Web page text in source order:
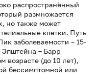
распространённый
размножается
но также может
клетки. Путь
заболеваемости – 15-
Эпштейна – Барр
возрасте (до 10 лет),
бессимптомной или